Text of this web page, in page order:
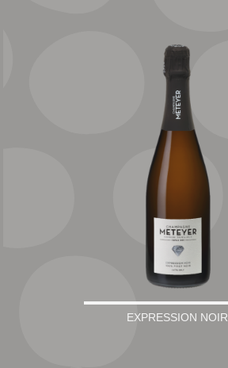
EXPRESSION NOIR